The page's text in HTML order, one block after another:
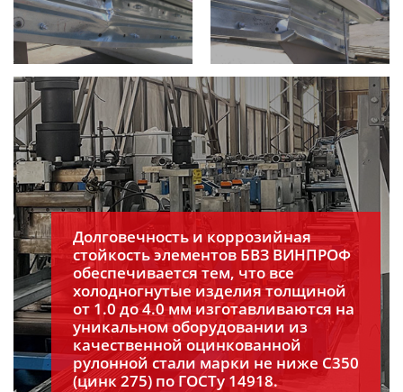
Долговечность и коррозийная
стойкость элементов БВЗ ВИНПРОФ
обеспечивается тем, что все
холодногнутые изделия толщиной
от 1.0 до 4.0 мм изготавливаются на
уникальном оборудовании из
качественной оцинкованной
рулонной стали марки не ниже С350
(цинк 275) по ГОСТу 14918.